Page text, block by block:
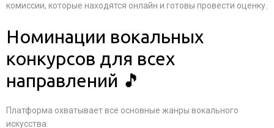
комиссии, которые находятся онлайн и готовы провести оценку.
Номинации вокальных
конкурсов для всех
направлений 🎵
Платформа охватывает все основные жанры вокального
искусства: